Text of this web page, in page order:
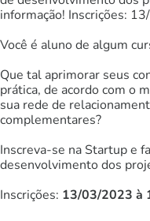
informação! Inscrições:
Você é aluno de algum
Que tal aprimorar seus
prática, de acordo com o
sua rede de
complementares?
Inscreva-se na Startup e
desenvolvimento dos
Inscrições: 13/03/2023 à